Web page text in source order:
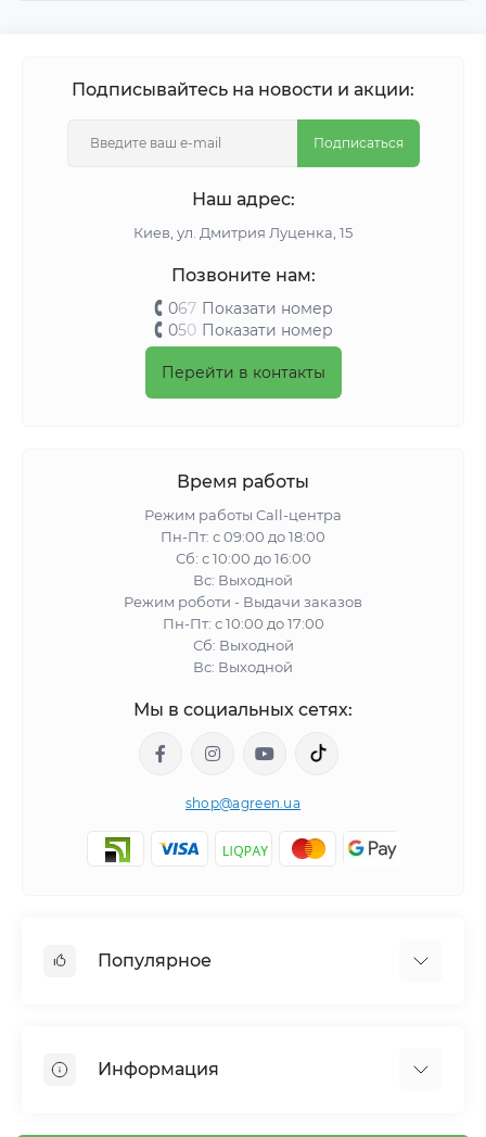
Подписывайтесь на новости и акции:
Подписаться
Наш адрес:
Киeв, ул. Дмитрия Луценка, 15
Позвоните нам:
067 Показати номер
050 Показати номер
Перейти в контакты
Время работы
Режим работы Call-центра
Пн-Пт: с 09:00 до 18:00
Сб: с 10:00 до 16:00
Вс: Выходной
Режим роботи - Выдачи заказов
Пн-Пт: с 10:00 до 17:00
Сб: Выходной
Вс: Выходной
Мы в социальных сетях:
shop@agreen.ua
Популярное
Сетка шпалерная
Информация